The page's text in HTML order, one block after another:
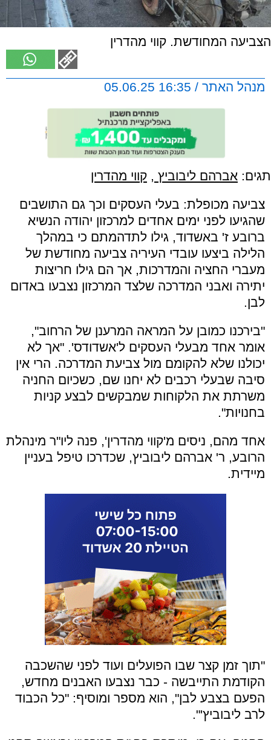
הצביעה המחודשת. קווי מהדרין
מנהל האתר / 16:35 05.06.25
תגים: אברהם ליבוביץ , קווי מהדרין
צביעה מכופלת: בעלי העסקים וכך גם התושבים
שהגיעו לפני ימים אחדים למרכזון יהודה הנשיא
ברובע ז' באשדוד, גילו לתדהמתם כי במהלך
הלילה ביצעו עובדי העיריה צביעה מחודשת של
מעברי החציה והמדרכות, אך הם גילו חריצות
יתירה ואבני המדרכה שלצד המרכזון נצבעו באדום
לבן.
"בירכנו כמובן על המראה המרענן של הרחוב",
אומר אחד מבעלי העסקים ל'אשדודס'. "אך לא
יכולנו שלא להקומם מול צביעת המדרכה. הרי אין
סיבה שבעלי רכבים לא יחנו שם, כשכיום החניה
משרתת את הלקוחות שמבקשים לבצע קניות
בחנויות".
אחד מהם, ניסים מ'קווי מהדרין', פנה ליו"ר מינהלת
הרובע, ר' אברהם ליבוביץ, שכדרכו טיפל בעניין
מיידית.
"תוך זמן קצר שבו הפועלים ועוד לפני שהשכבה
הקודמת התייבשה - כבר נצבעו האבנים מחדש,
הפעם בצבע לבן", הוא מספר ומוסיף: "כל הכבוד
לרב ליבוביץ'".